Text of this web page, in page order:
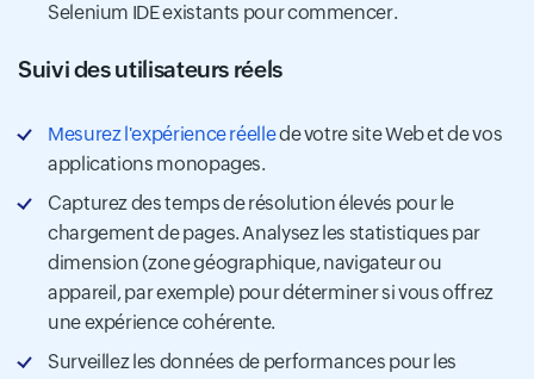
Selenium IDE existants pour commencer.
Suivi des utilisateurs réels
Mesurez l'expérience réellede votre site Web et de vos
applications monopages.
Capturez des temps de résolution élevés pour le
chargement de pages. Analysez les statistiques par
dimension (zone géographique, navigateur ou
appareil, par exemple) pour déterminer si vous offrez
une expérience cohérente.
Surveillez les données de performances pour les